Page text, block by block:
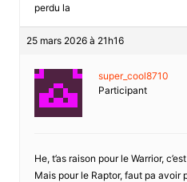
perdu la
25 mars 2026 à 21h16
super_cool8710
Participant
He, t’as raison pour le Warrior,
Mais pour le Raptor, faut pa avoir